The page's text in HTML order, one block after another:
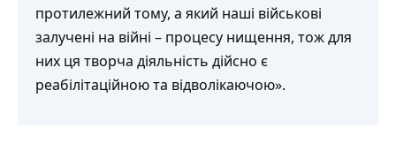
протилежний тому, а який наші військові
залучені на війні – процесу нищення, тож для
них ця творча діяльність дійсно є
реабілітаційною та відволікаючою».